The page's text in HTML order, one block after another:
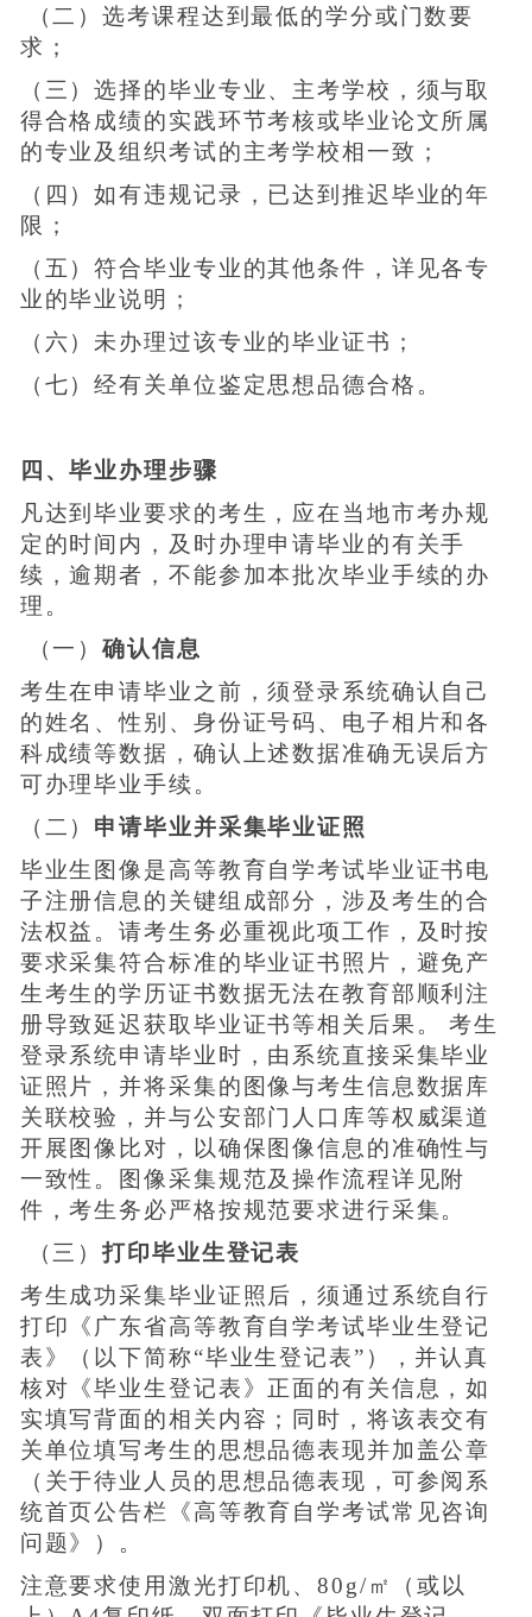
（二）选考课程达到最低的学分或门数要
求；
（三）选择的毕业专业、主考学校，须与取
得合格成绩的实践环节考核或毕业论文所属
的专业及组织考试的主考学校相一致；
（四）如有违规记录，已达到推迟毕业的年
限；
（五）符合毕业专业的其他条件，详见各专
业的毕业说明；
（六）未办理过该专业的毕业证书；
（七）经有关单位鉴定思想品德合格。
四、毕业办理步骤
凡达到毕业要求的考生，应在当地市考办规
定的时间内，及时办理申请毕业的有关手
续，逾期者，不能参加本批次毕业手续的办
理。
（一）确认信息
考生在申请毕业之前，须登录系统确认自己
的姓名、性别、身份证号码、电子相片和各
科成绩等数据，确认上述数据准确无误后方
可办理毕业手续。
（二） 申请毕业并采集毕业证照
毕业生图像是高等教育自学考试毕业证书电
子注册信息的关键组成部分，涉及考生的合
法权益。请考生务必重视此项工作，及时按
要求采集符合标准的毕业证书照片，避免产
生考生的学历证书数据无法在教育部顺利注
册导致延迟获取毕业证书等相关后果。 考生
登录系统申请毕业时，由系统直接采集毕业
证照片，并将采集的图像与考生信息数据库
关联校验，并与公安部门人口库等权威渠道
开展图像比对，以确保图像信息的准确性与
一致性。图像采集规范及操作流程详见附
件，考生务必严格按规范要求进行采集。
（三）打印毕业生登记表
考生成功采集毕业证照后，须通过系统自行
打印《广东省高等教育自学考试毕业生登记
表》（以下简称“毕业生登记表”），并认真
核对《毕业生登记表》正面的有关信息，如
实填写背面的相关内容；同时，将该表交有
关单位填写考生的思想品德表现并加盖公章
（关于待业人员的思想品德表现，可参阅系
统首页公告栏《高等教育自学考试常见咨询
问题》）。
注意要求使用激光打印机、80g/㎡（或以